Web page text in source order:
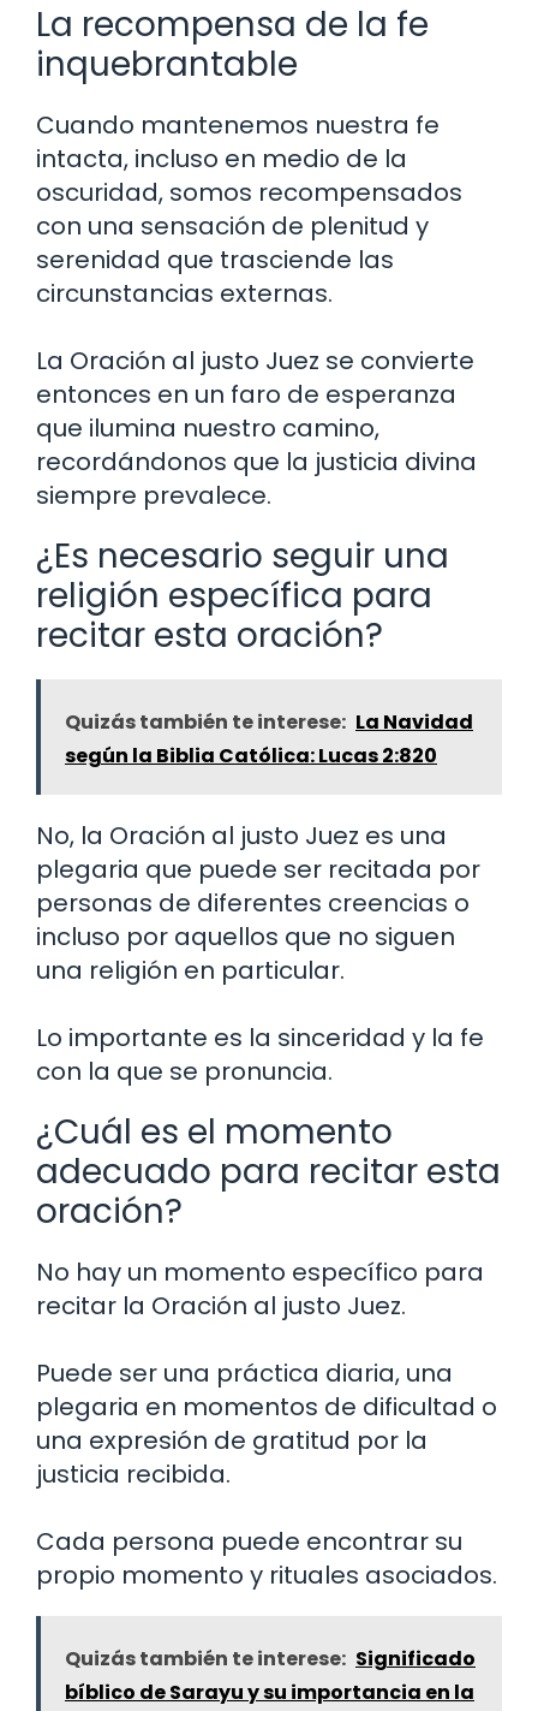
La recompensa de la fe
inquebrantable
Cuando mantenemos nuestra fe
intacta, incluso en medio de la
oscuridad, somos recompensados
con una sensación de plenitud y
serenidad que trasciende las
circunstancias externas.
La Oración al justo Juez se convierte
entonces en un faro de esperanza
que ilumina nuestro camino,
recordándonos que la justicia divina
siempre prevalece.
¿Es necesario seguir una
religión específica para
recitar esta oración?
Quizás también te interese: La Navidad
según la Biblia Católica: Lucas 2:820
No, la Oración al justo Juez es una
plegaria que puede ser recitada por
personas de diferentes creencias o
incluso por aquellos que no siguen
una religión en particular.
Lo importante es la sinceridad y la fe
con la que se pronuncia.
¿Cuál es el momento
adecuado para recitar esta
oración?
No hay un momento específico para
recitar la Oración al justo Juez.
Puede ser una práctica diaria, una
plegaria en momentos de dificultad o
una expresión de gratitud por la
justicia recibida.
Cada persona puede encontrar su
propio momento y rituales asociados.
Quizás también te interese: Significado
bíblico de Sarayu y su importancia en la